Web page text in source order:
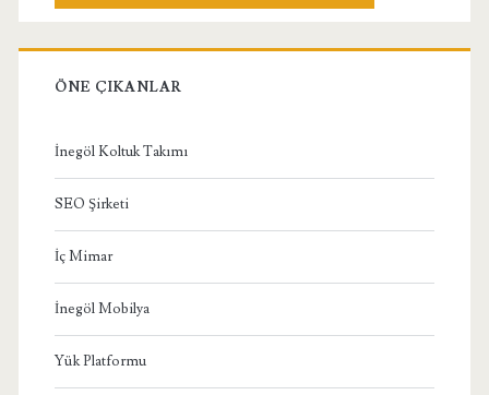
ÖNE ÇIKANLAR
İnegöl Koltuk Takımı
SEO Şirketi
İç Mimar
İnegöl Mobilya
Yük Platformu